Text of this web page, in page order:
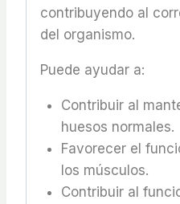
contribuyendo al
del organismo.
Puede ayudar a:
Contribuir al
huesos normales.
Favorecer el
los músculos.
Contribuir al